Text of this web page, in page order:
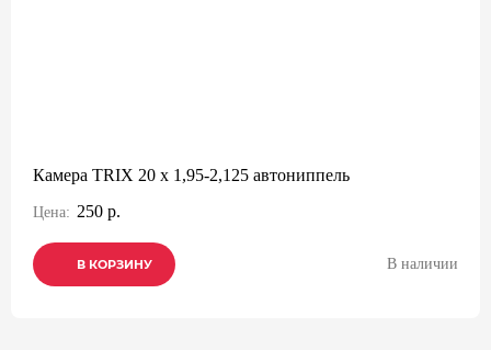
Камера TRIX 20 x 1,95-2,125 автониппель
Цена: 250 р.
В КОРЗИНУ
В КОРЗИНУ
В КОРЗИНУ В наличии